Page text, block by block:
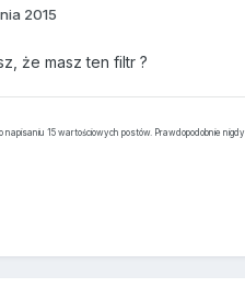
2015
że masz ten filtr ?
15 wartościowych postów. Prawdopodobnie nigdy.